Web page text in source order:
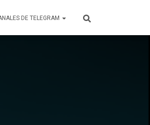
DE TELEGRAM